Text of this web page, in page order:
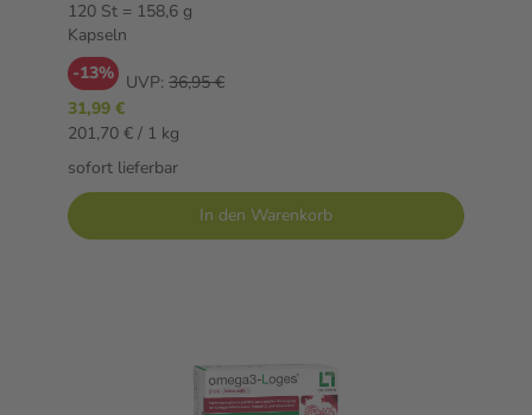
120 St = 158,6 g
Kapseln
-13% UVP: 36,95 €
31,99 €
201,70 € / 1 kg
sofort lieferbar
In den Warenkorb